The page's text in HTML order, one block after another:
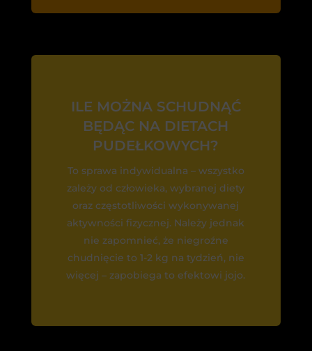
ILE MOŻNA SCHUDNĄĆ
BĘDĄC NA DIETACH
PUDEŁKOWYCH?
To sprawa indywidualna – wszystko
zależy od człowieka, wybranej diety
oraz częstotliwości wykonywanej
aktywności fizycznej. Należy jednak
nie zapomnieć, że niegroźne
chudnięcie to 1-2 kg na tydzień, nie
więcej – zapobiega to efektowi jojo.